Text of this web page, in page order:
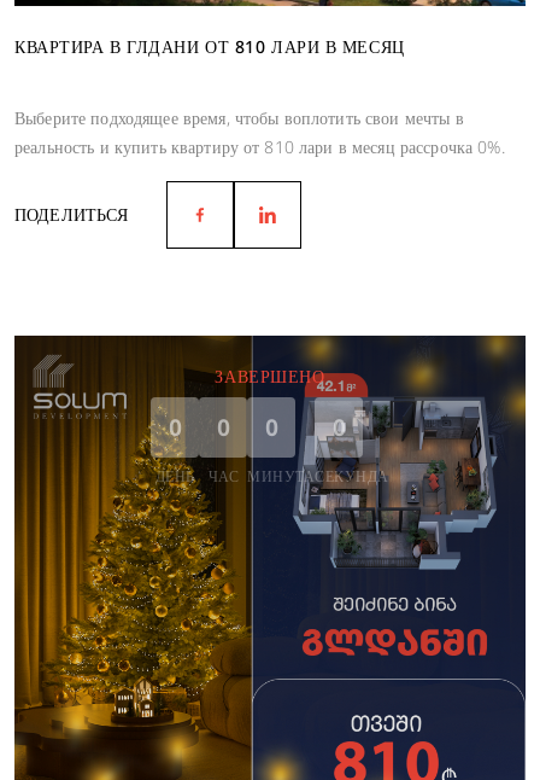
КВАРТИРА В ГЛДАНИ ОТ 810 ЛАРИ В МЕСЯЦ
Выберите подходящее время, чтобы воплотить свои мечты в
реальность и купить квартиру от 810 лари в месяц рассрочка 0%.
ПОДЕЛИТЬСЯ
ЗАВЕРШЕНО
0
ДЕНЬ
0
ЧАС
0
МИНУТА
0
СЕКУНДА